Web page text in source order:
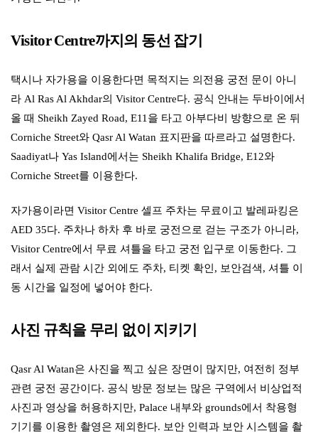
Visitor Centre까지의 동선 잡기
택시나 자가용을 이용한다면 목적지는 의전용 궁전 문이 아니
라 Al Ras Al Akhdar의 Visitor Centre다. 공식 안내는 두바이에서
올 때 Sheikh Zayed Road, E11을 타고 아부다비 방향으로 온 뒤
Corniche Street와 Qasr Al Watan 표지판을 따르라고 설명한다.
Saadiyat나 Yas Island에서는 Sheikh Khalifa Bridge, E12와
Corniche Street를 이용한다.
자가용이라면 Visitor Centre 셀프 주차는 무료이고 발레파킹은
AED 35다. 주차나 하차 후 바로 궁전으로 걷는 구조가 아니라,
Visitor Centre에서 무료 셔틀을 타고 궁전 입구로 이동한다. 그
래서 실제 관람 시간 외에도 주차, 티켓 확인, 보안검색, 셔틀 이
동 시간을 일정에 넣어야 한다.
사진 규칙을 무리 없이 지키기
Qasr Al Watan은 사진을 찍고 싶은 장면이 많지만, 여전히 정부
관련 궁전 공간이다. 공식 방문 정보는 많은 구역에서 비상업적
사진과 영상을 허용하지만, Palace 내부와 grounds에서 착용형
기기를 이용한 촬영은 제외한다. 보안 인력과 보안 시스템을 촬